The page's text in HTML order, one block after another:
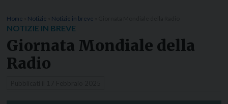
Dove siamo
Notizie
Home Notizie Notizie in breve
NOTIZIE IN BREVE
Giornata Mondiale della
Radio